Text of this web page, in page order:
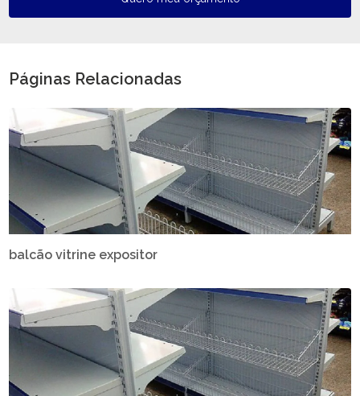
Páginas Relacionadas
balcão vitrine expositor